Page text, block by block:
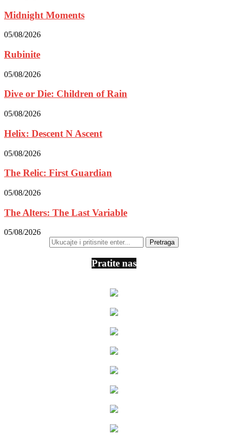
Midnight Moments
05/08/2026
Rubinite
05/08/2026
Dive or Die: Children of Rain
05/08/2026
Helix: Descent N Ascent
05/08/2026
The Relic: First Guardian
05/08/2026
The Alters: The Last Variable
05/08/2026
Pratite nas